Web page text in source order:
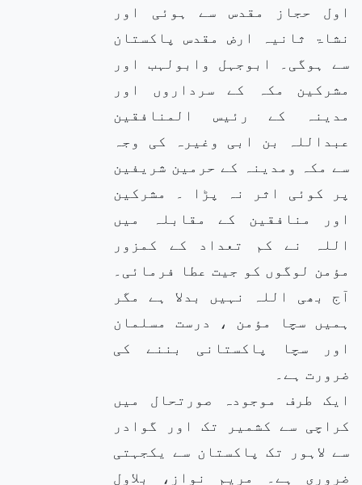
اول حجاز مقدس سے ہوئی اور
نشاۃ ثانیہ ارض مقدس پاکستان
سے ہوگی۔ ابوجہل وابولہب اور
مشرکین مکہ کے سرداروں اور
مدینہ کے رئیس المنافقین
عبداللہ بن ابی وغیرہ کی وجہ
سے مکہ ومدینہ کے حرمین شریفین
پر کوئی اثر نہ پڑا ۔ مشرکین
اور منافقین کے مقابلہ میں
اللہ نے کم تعداد کے کمزور
مؤمن لوگوں کو جیت عطا فرمائی۔
آج بھی اللہ نہیں بدلا ہے مگر
ہمیں سچا مؤمن ، درست مسلمان
اور سچا پاکستانی بننے کی
ضرورت ہے۔
ایک طرف موجودہ صورتحال میں
کراچی سے کشمیر تک اور گوادر
سے لاہور تک پاکستان سے یکجہتی
ضروری ہے۔ مریم نواز، بلاول